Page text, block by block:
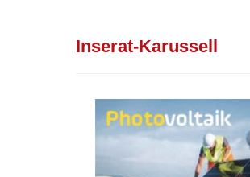
Inserat-Karussell